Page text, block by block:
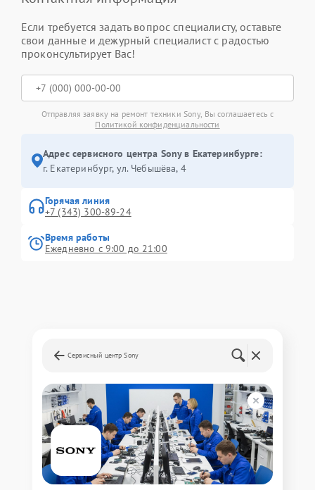
Если требуется задать вопрос специалисту, оставьте
свои данные и дежурный специалист с радостью
проконсультирует Вас!
Отправляя заявку на ремонт техники Sony, Вы соглашаетесь с
Политикой конфиденциальности
Адрес сервисного центра Sony в Екатеринбурге:
г. Екатеринбург, ул. Чебышёва, 4
Горячая линия
+7 (343) 300-89-24
Время работы
Ежедневно с 9:00 до 21:00
Сервисный центр Sony